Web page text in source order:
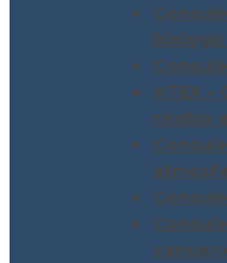
ATEX –
rischio